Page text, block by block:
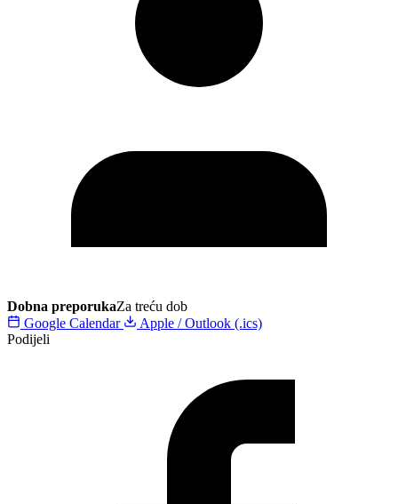
Dobna preporukaZa treću dob
Google Calendar
Apple / Outlook (.ics)
Podijeli